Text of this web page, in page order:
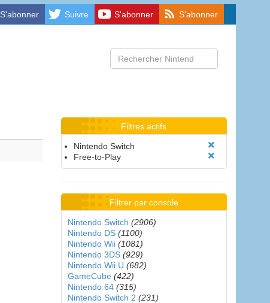
S'abonner Suivre S'abonner S'abonner
Filtres actifs
Nintendo Switch
Free-to-Play
Filtrer par console
Nintendo Switch (2906)
Nintendo DS (1100)
Nintendo Wii (1081)
Nintendo 3DS (929)
Nintendo Wii U (682)
GameCube (422)
Nintendo 64 (315)
Nintendo Switch 2 (231)